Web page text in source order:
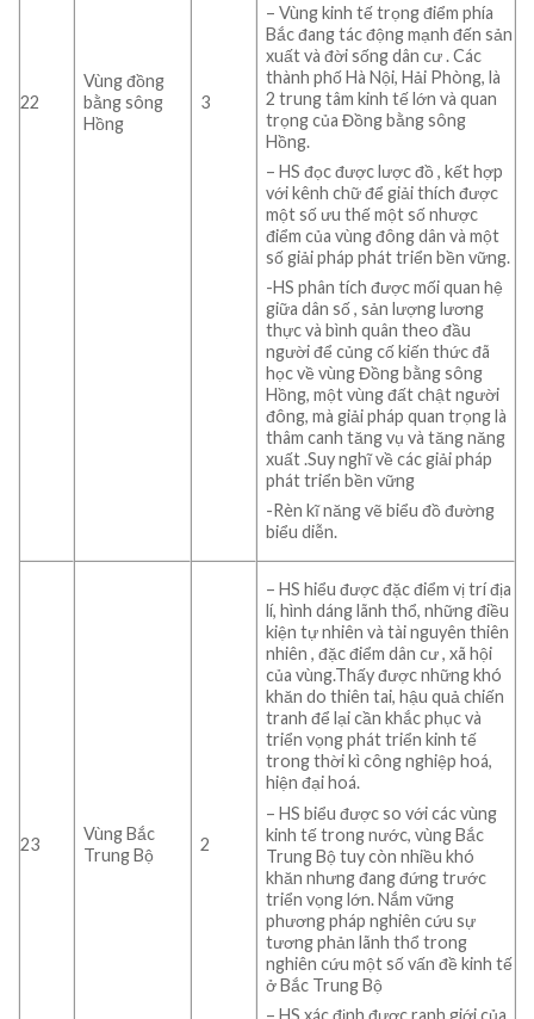
22
Vùng đồng
bằng sông
Hồng
3
– Vùng kinh tế trọng điểm phía
Bắc đang tác động mạnh đến sản
xuất và đời sống dân cư . Các
thành phố Hà Nội, Hải Phòng, là
2 trung tâm kinh tế lớn và quan
trọng của Đồng bằng sông
Hồng.
– HS đọc được lược đồ , kết hợp
với kênh chữ để giải thích được
một số ưu thế một số nhược
điểm của vùng đông dân và một
số giải pháp phát triển bền vững.
-HS phân tích được mối quan hệ
giữa dân số , sản lượng lương
thực và bình quân theo đầu
người để củng cố kiến thức đã
học về vùng Đồng bằng sông
Hồng, một vùng đất chật người
đông, mà giải pháp quan trọng là
thâm canh tăng vụ và tăng năng
xuất .Suy nghĩ về các giải pháp
phát triển bền vững
-Rèn kĩ năng vẽ biểu đồ đường
biểu diễn.
23
Vùng Bắc
Trung Bộ
2
– HS hiểu được đặc điểm vị trí địa
lí, hình dáng lãnh thổ, những điều
kiện tự nhiên và tài nguyên thiên
nhiên , đặc điểm dân cư , xã hội
của vùng.Thấy được những khó
khăn do thiên tai, hậu quả chiến
tranh để lại cần khắc phục và
triển vọng phát triển kinh tế
trong thời kì công nghiệp hoá,
hiện đại hoá.
– HS biểu được so với các vùng
kinh tế trong nước, vùng Bắc
Trung Bộ tuy còn nhiều khó
khăn nhưng đang đứng trước
triển vọng lớn. Nắm vững
phương pháp nghiên cứu sự
tương phản lãnh thổ trong
nghiên cứu một số vấn đề kinh tế
ở Bắc Trung Bộ
– HS xác định được ranh giới của